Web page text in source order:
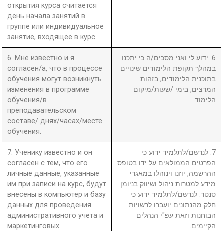
открытия курса считается
день начала занятий в
группе или индивидуальное
занятие, входящее в курс.
6. Мне известно и я
согласен/а, что в процессе
обучения могут возникнуть
изменения в программе
обучения/в
преподавательском
составе/ днях/часах/месте
обучения.
6. ידוע לי ואני מסכים/ה כי יתכנו
במהלך תקופת הלימודים שינויים
בתוכנית הלימודים, בזהות
המרצים, בימי /שעות/מיקום
הלימוד.
7. Ученику известно и он
согласен с тем, что его
личные данные, указанные
им при записи на курс, будут
внесены в компьютер и базу
данных для проведения
административного учета и
маркетинговых
7. לנרשם/לתלמיד ידוע כי
הפרטים הממולאים על ידו בטופס
ההרשמה, יוזנו וינוהלו במאגרי
מידע למטרות ניהול ושיווק בניומן
סנטר. לנרשם/לתלמיד ידוע כי
חלק מהנתונים יועברו לרשויות
הבוחנות וזאת עפ"י הנהלים
הקיימים.